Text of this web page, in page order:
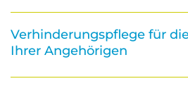
Verhinderungspflege für
Ihrer Angehörigen